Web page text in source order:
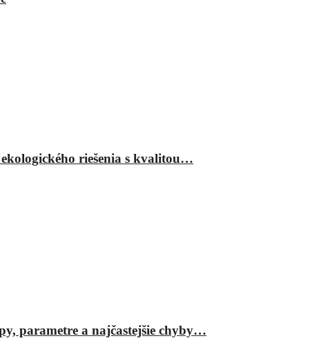
riešenia s kvalitou…
parametre a najčastejšie chyby…